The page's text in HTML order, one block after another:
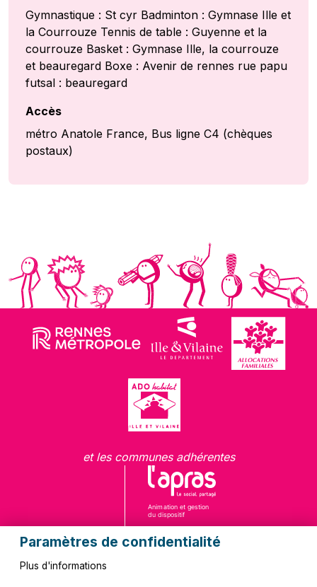
Gymnastique : St cyr Badminton : Gymnase Ille et
la Courrouze Tennis de table : Guyenne et la
courrouze Basket : Gymnase Ille, la courrouze
et beauregard Boxe : Avenir de rennes rue papu
futsal : beauregard
Accès
métro Anatole France, Bus ligne C4 (chèques
postaux)
Paramètres de confidentialité
Plus d'informations
et les communes adhérentes